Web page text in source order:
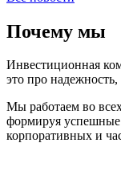
Почему мы
Инвестиционная
это про
Мы работаем во
формируя
корпоративных и